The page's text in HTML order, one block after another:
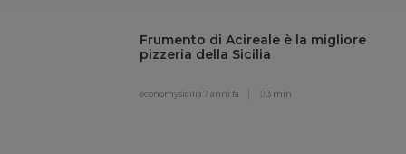
Frumento di Acireale è la migliore
pizzeria della Sicilia
economysicilia7 anni fa 3 min